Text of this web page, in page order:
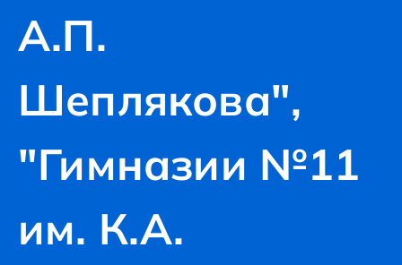
А.П.
Шеплякова",
"Гимназии №11
им. К.А.